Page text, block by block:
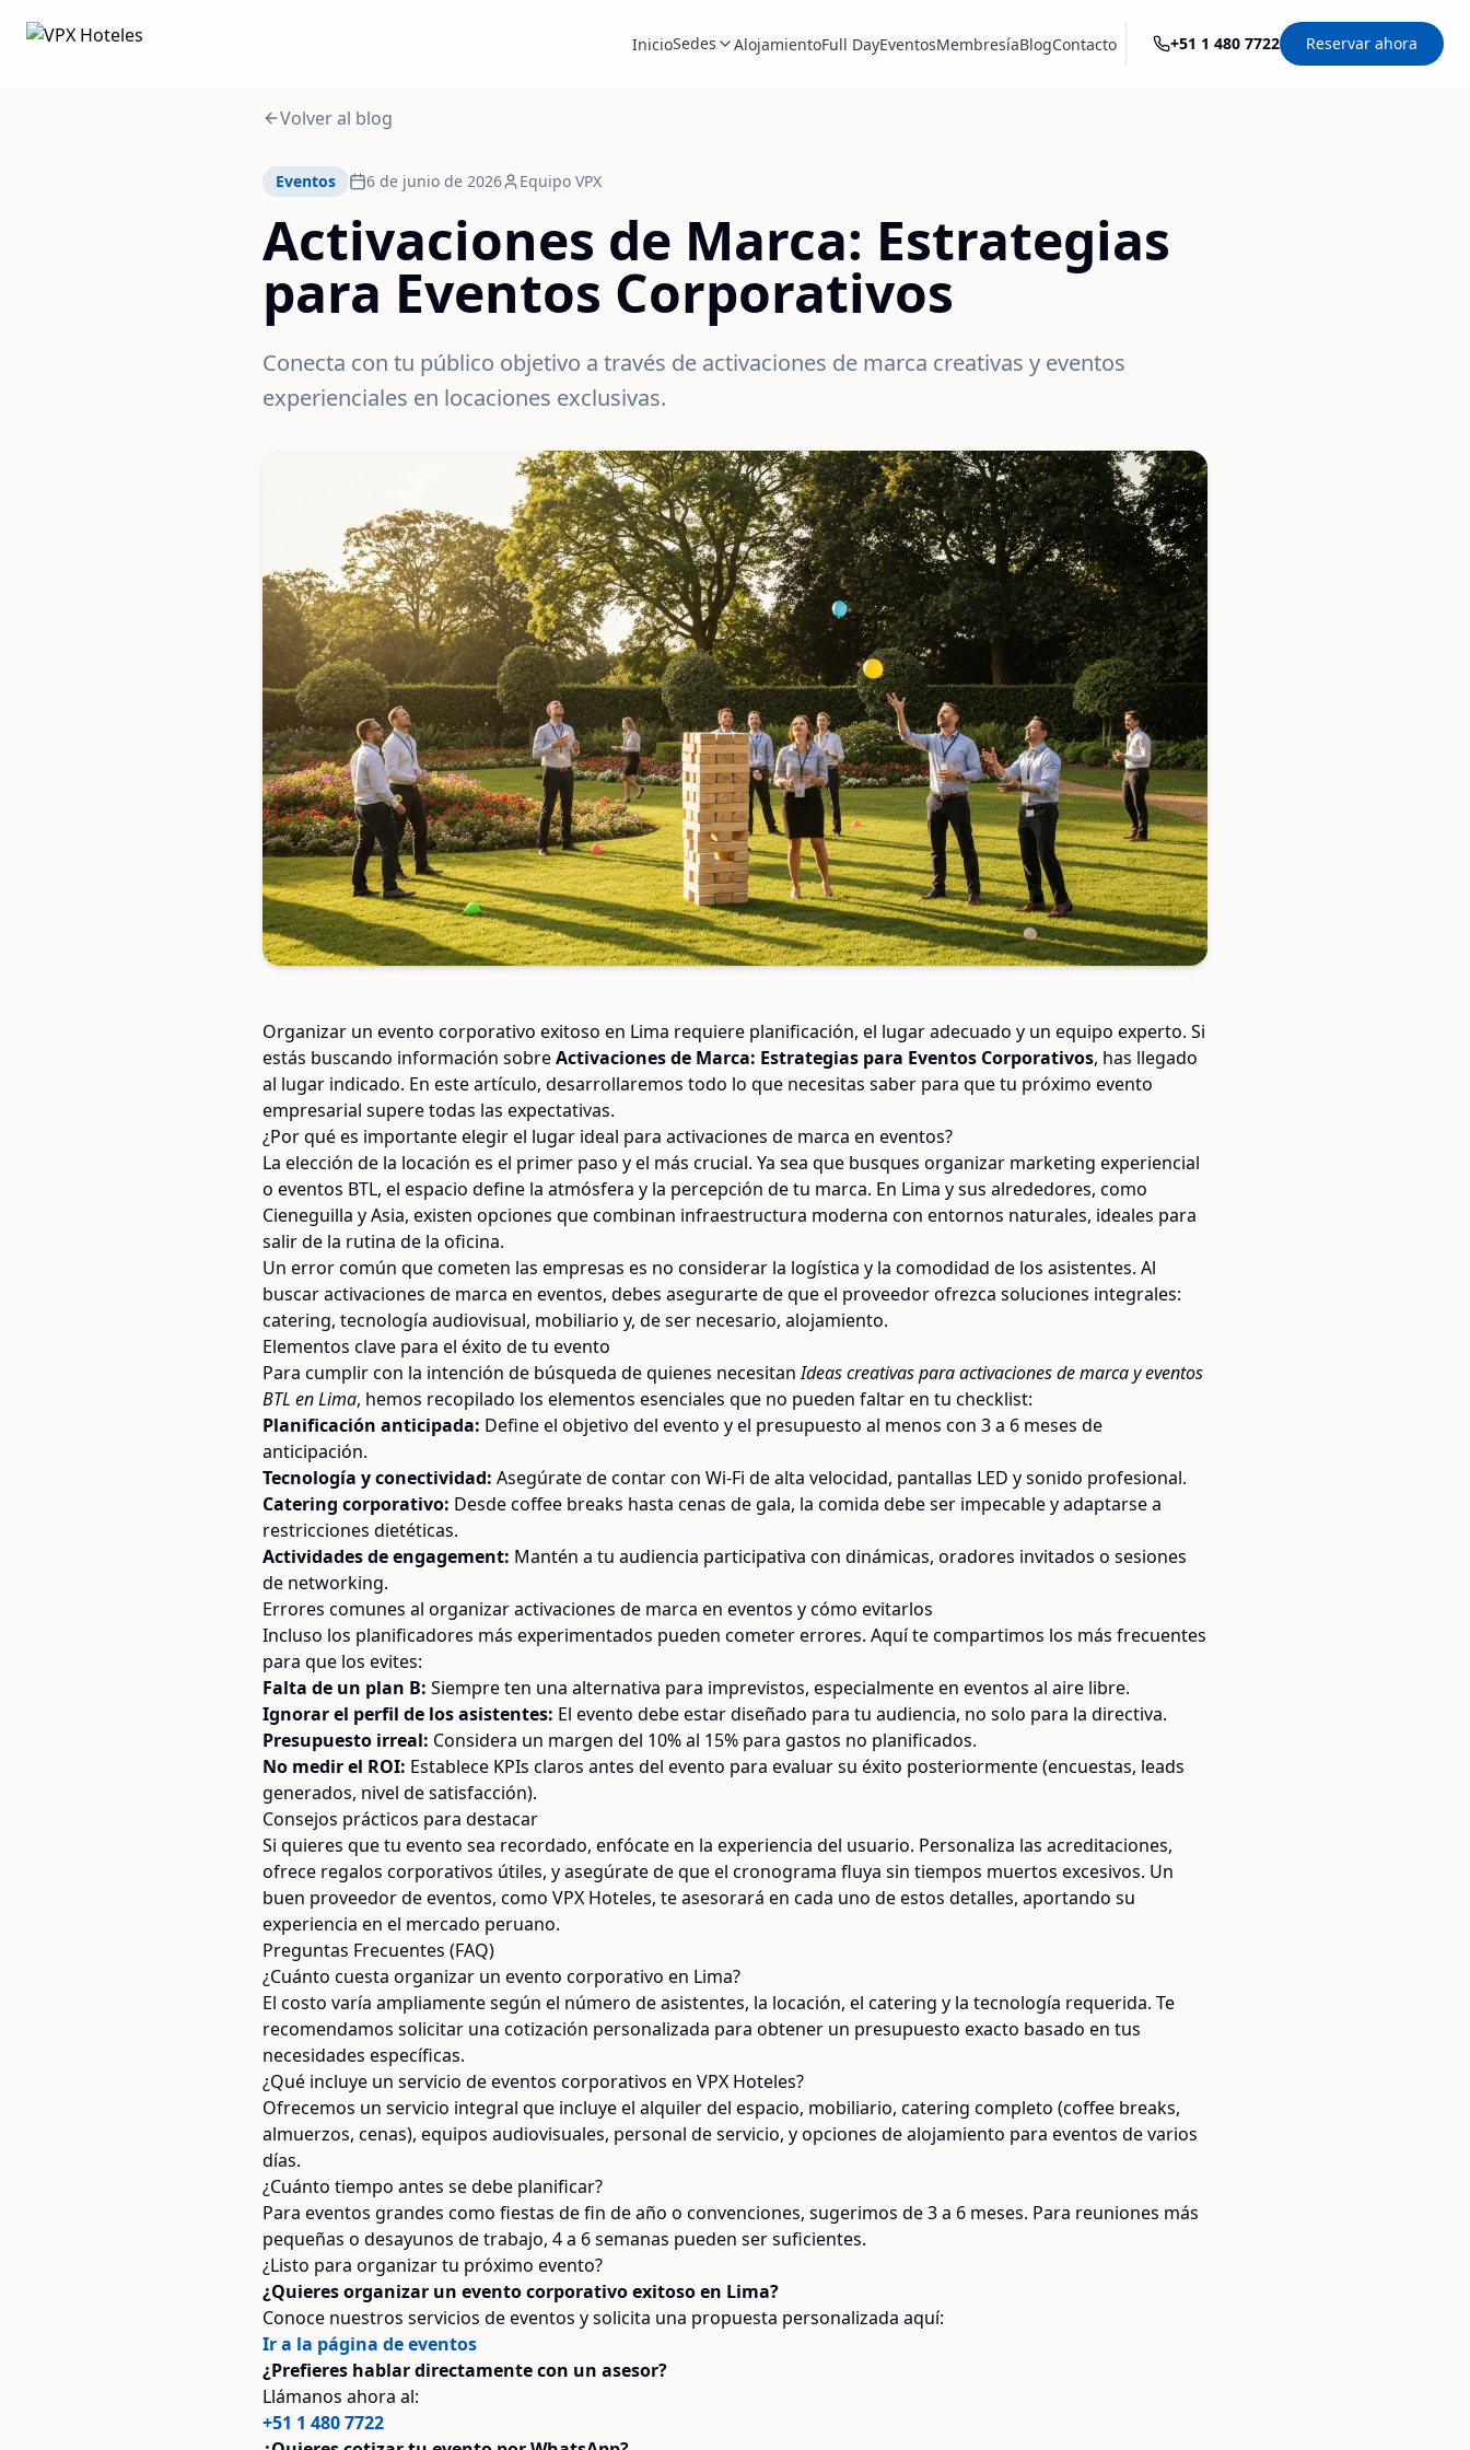
InicioSedes AlojamientoFull DayEventosMembresíaBlogContacto +51 1 480 7722 Reservar ahora
Volver al blog
Eventos 6 de junio de 2026 Equipo VPX
Activaciones de Marca: Estrategias
para Eventos Corporativos
Conecta con tu público objetivo a través de activaciones de marca creativas y eventos
experienciales en locaciones exclusivas.
Organizar un evento corporativo exitoso en Lima requiere planificación, el lugar adecuado y un equipo experto. Si
estás buscando información sobreActivaciones de Marca: Estrategias para Eventos Corporativos, has llegado
al lugar indicado. En este artículo, desarrollaremos todo lo que necesitas saber para que tu próximo evento
empresarial supere todas las expectativas.
¿Por qué es importante elegir el lugar ideal para activaciones de marca en eventos?
La elección de la locación es el primer paso y el más crucial. Ya sea que busques organizar marketing experiencial
o eventos BTL, el espacio define la atmósfera y la percepción de tu marca. En Lima y sus alrededores, como
Cieneguilla y Asia, existen opciones que combinan infraestructura moderna con entornos naturales, ideales para
salir de la rutina de la oficina.
Un error común que cometen las empresas es no considerar la logística y la comodidad de los asistentes. Al
buscar activaciones de marca en eventos, debes asegurarte de que el proveedor ofrezca soluciones integrales:
catering, tecnología audiovisual, mobiliario y, de ser necesario, alojamiento.
Elementos clave para el éxito de tu evento
Para cumplir con la intención de búsqueda de quienes necesitanIdeas creativas para activaciones de marca y eventos
BTL en Lima, hemos recopilado los elementos esenciales que no pueden faltar en tu checklist:
Planificación anticipada: Define el objetivo del evento y el presupuesto al menos con 3 a 6 meses de
anticipación.
Tecnología y conectividad: Asegúrate de contar con Wi-Fi de alta velocidad, pantallas LED y sonido profesional.
Catering corporativo: Desde coffee breaks hasta cenas de gala, la comida debe ser impecable y adaptarse a
restricciones dietéticas.
Actividades de engagement: Mantén a tu audiencia participativa con dinámicas, oradores invitados o sesiones
de networking.
Errores comunes al organizar activaciones de marca en eventos y cómo evitarlos
Incluso los planificadores más experimentados pueden cometer errores. Aquí te compartimos los más frecuentes
para que los evites:
Falta de un plan B: Siempre ten una alternativa para imprevistos, especialmente en eventos al aire libre.
Ignorar el perfil de los asistentes: El evento debe estar diseñado para tu audiencia, no solo para la directiva.
Presupuesto irreal: Considera un margen del 10% al 15% para gastos no planificados.
No medir el ROI: Establece KPIs claros antes del evento para evaluar su éxito posteriormente (encuestas, leads
generados, nivel de satisfacción).
Consejos prácticos para destacar
Si quieres que tu evento sea recordado, enfócate en la experiencia del usuario. Personaliza las acreditaciones,
ofrece regalos corporativos útiles, y asegúrate de que el cronograma fluya sin tiempos muertos excesivos. Un
buen proveedor de eventos, como VPX Hoteles, te asesorará en cada uno de estos detalles, aportando su
experiencia en el mercado peruano.
Preguntas Frecuentes (FAQ)
¿Cuánto cuesta organizar un evento corporativo en Lima?
El costo varía ampliamente según el número de asistentes, la locación, el catering y la tecnología requerida. Te
recomendamos solicitar una cotización personalizada para obtener un presupuesto exacto basado en tus
necesidades específicas.
¿Qué incluye un servicio de eventos corporativos en VPX Hoteles?
Ofrecemos un servicio integral que incluye el alquiler del espacio, mobiliario, catering completo (coffee breaks,
almuerzos, cenas), equipos audiovisuales, personal de servicio, y opciones de alojamiento para eventos de varios
días.
¿Cuánto tiempo antes se debe planificar?
Para eventos grandes como fiestas de fin de año o convenciones, sugerimos de 3 a 6 meses. Para reuniones más
pequeñas o desayunos de trabajo, 4 a 6 semanas pueden ser suficientes.
¿Listo para organizar tu próximo evento?
¿Quieres organizar un evento corporativo exitoso en Lima?
Conoce nuestros servicios de eventos y solicita una propuesta personalizada aquí:
Ir a la página de eventos
¿Prefieres hablar directamente con un asesor?
Llámanos ahora al:
+51 1 480 7722